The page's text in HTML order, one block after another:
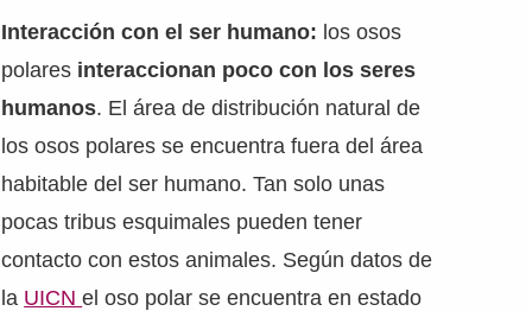
Interacción con el ser humano: los osos
polares interaccionan poco con los seres
humanos. El área de distribución natural de
los osos polares se encuentra fuera del área
habitable del ser humano. Tan solo unas
pocas tribus esquimales pueden tener
contacto con estos animales. Según datos de
la UICNel oso polar se encuentra en estado